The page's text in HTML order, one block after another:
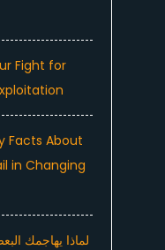
Fight for
Facts About
in Changing
لماذا يهاجمك